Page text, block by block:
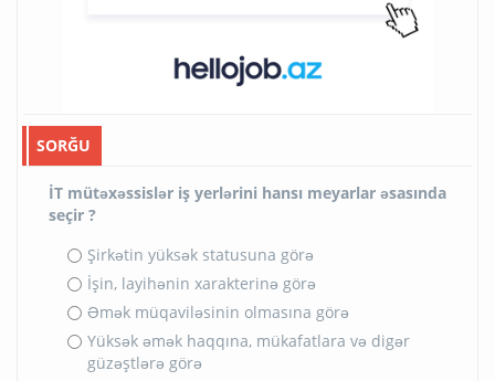
SORĞU
İT mütəxəssislər iş yerlərini hansı meyarlar əsasında
seçir ?
Şirkətin yüksək statusuna görə
İşin, layihənin xarakterinə görə
Əmək müqaviləsinin olmasına görə
Yüksək əmək haqqına, mükafatlara və digər
güzəştlərə görə